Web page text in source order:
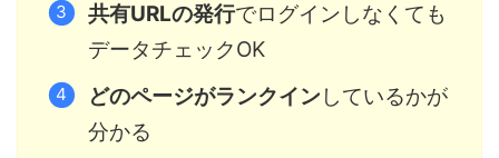
共有URLの発行でログインしなくても
データチェックOK
どのページがランクイン しているかが
分かる